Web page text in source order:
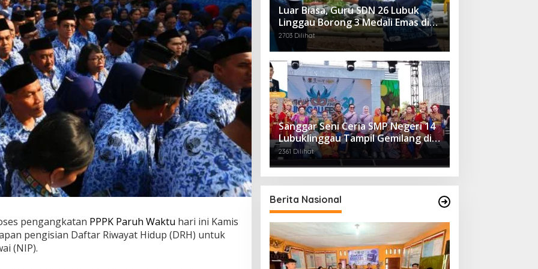
pengangkatan PPPK Paruh Waktu hari ini Kamis
pengisian Daftar Riwayat Hidup (DRH) untuk
(NIP).
Luar Biasa, Guru SDN 26 Lubuk
Linggau Borong 3 Medali Emas di
Tiga Cabor Berbeda
2703 Dilihat
Sanggar Seni Ceria SMP Negeri 14
Lubuklinggau Tampil Gemilang di
Linggau Fest 2025
2361 Dilihat
Berita Nasional